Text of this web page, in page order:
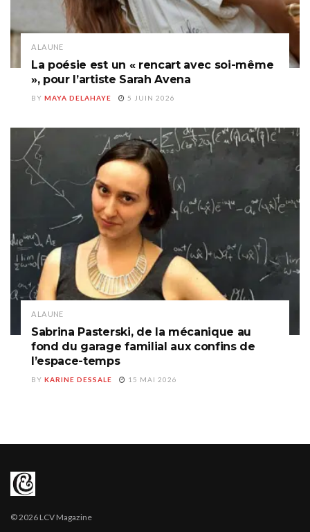
A LA UNE
La poésie est un « rencart avec soi-même
», pour l’artiste Sarah Avena
BY MAYA DELAHAYE 5 JUIN 2026
A LA UNE
Sabrina Pasterski, de la mécanique au
fond du garage familial aux confins de
l’espace-temps
BY KARINE DESSALE 15 MAI 2026
© 2026 LCV Magazine